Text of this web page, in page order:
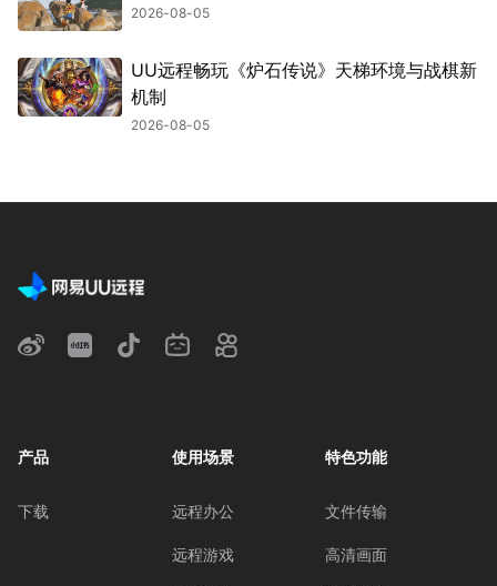
2026-08-05
UU远程畅玩《炉石传说》天梯环境与战棋新
机制
2026-08-05
产品
下载
使用场景
远程办公
远程游戏
特色功能
文件传输
高清画面